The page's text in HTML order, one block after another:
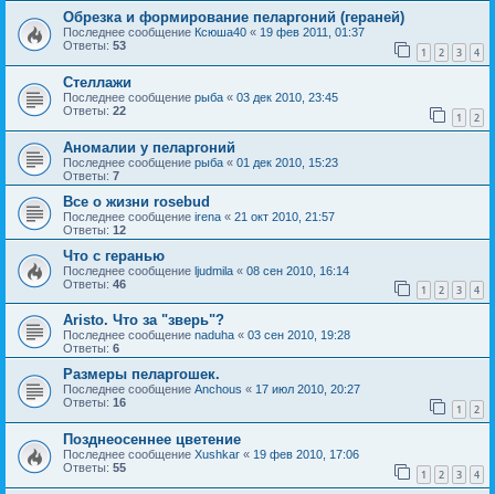
Обрезка и формирование пеларгоний (гераней)
Последнее сообщение Ксюша40 « 19 фев 2011, 01:37
Ответы: 53 1 2 3 4
Стеллажи
Последнее сообщение рыба « 03 дек 2010, 23:45
Ответы: 22 1 2
Аномалии у пеларгоний
Последнее сообщение рыба « 01 дек 2010, 15:23
Ответы: 7
Все о жизни rosebud
Последнее сообщение irena « 21 окт 2010, 21:57
Ответы: 12
Что с геранью
Последнее сообщение ljudmila « 08 сен 2010, 16:14
Ответы: 46 1 2 3 4
Aristo. Что за "зверь"?
Последнее сообщение naduha « 03 сен 2010, 19:28
Ответы: 6
Размеры пеларгошек.
Последнее сообщение Anchous « 17 июл 2010, 20:27
Ответы: 16 1 2
Позднеосеннее цветение
Последнее сообщение Xushkar « 19 фев 2010, 17:06
Ответы: 55 1 2 3 4